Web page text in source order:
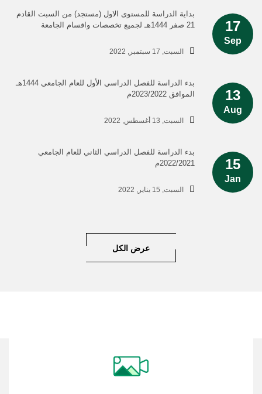
بداية الدراسة للمستوى الاول (مستجد) من السبت القادم
21 صفر 1444هـ لجميع تخصصات واقسام الجامعة
السبت, 17 سبتمبر, 2022
17
Sep
بدء الدراسة للفصل الدراسي الأول للعام الجامعي 1444هـ
الموافق 2023/2022م
السبت, 13 أغسطس, 2022
13
Aug
بدء الدراسة للفصل الدراسي الثاني للعام الجامعي
2022/2021م
السبت, 15 يناير, 2022
15
Jan
عرض الكل